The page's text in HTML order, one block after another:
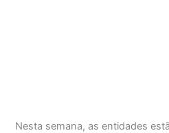
Nesta semana, as entidades